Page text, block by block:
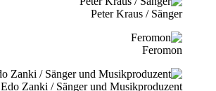
Peter Kraus / Sänger
Feromon
Edo Zanki / Sänger und Musikproduzent